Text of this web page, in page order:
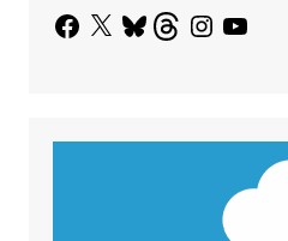
Facebook
X BlueskyThreadsInstagram
YouTube